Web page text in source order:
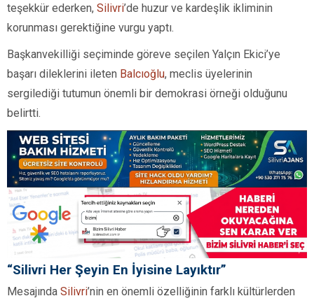
teşekkür ederken, Silivri’de huzur ve kardeşlik ikliminin
korunması gerektiğine vurgu yaptı.
Başkanvekilliği seçiminde göreve seçilen Yalçın Ekici’ye
başarı dileklerini ileten Balcıoğlu, meclis üyelerinin
sergilediği tutumun önemli bir demokrasi örneği olduğunu
belirtti.
“Silivri Her Şeyin En İyisine Layıktır”
Mesajında Silivri’nin en önemli özelliğinin farklı kültürlerden